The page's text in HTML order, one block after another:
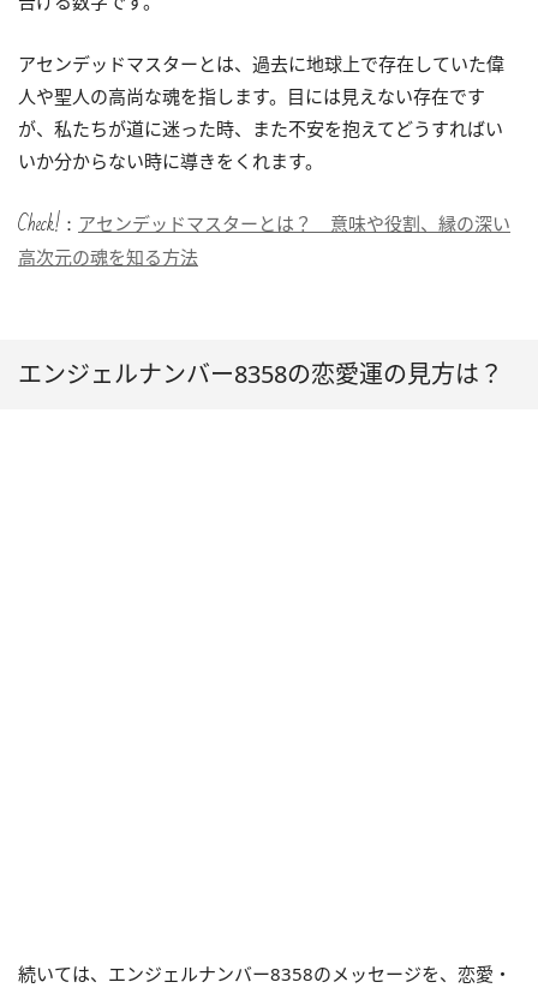
アセンデッドマスターとは、過去に地球上で存在していた偉
人や聖人の高尚な魂を指します。目には見えない存在です
が、私たちが道に迷った時、また不安を抱えてどうすればい
いか分からない時に導きをくれます。
Check!： アセンデッドマスターとは？ 意味や役割、縁の深い
高次元の魂を知る方法
エンジェルナンバー8358の恋愛運の見方は？
続いては、エンジェルナンバー8358のメッセージを、恋愛・